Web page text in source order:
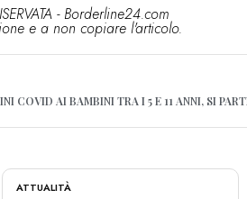
- Borderline24.com
e a non copiare l'articolo.
ATTUALITÀ